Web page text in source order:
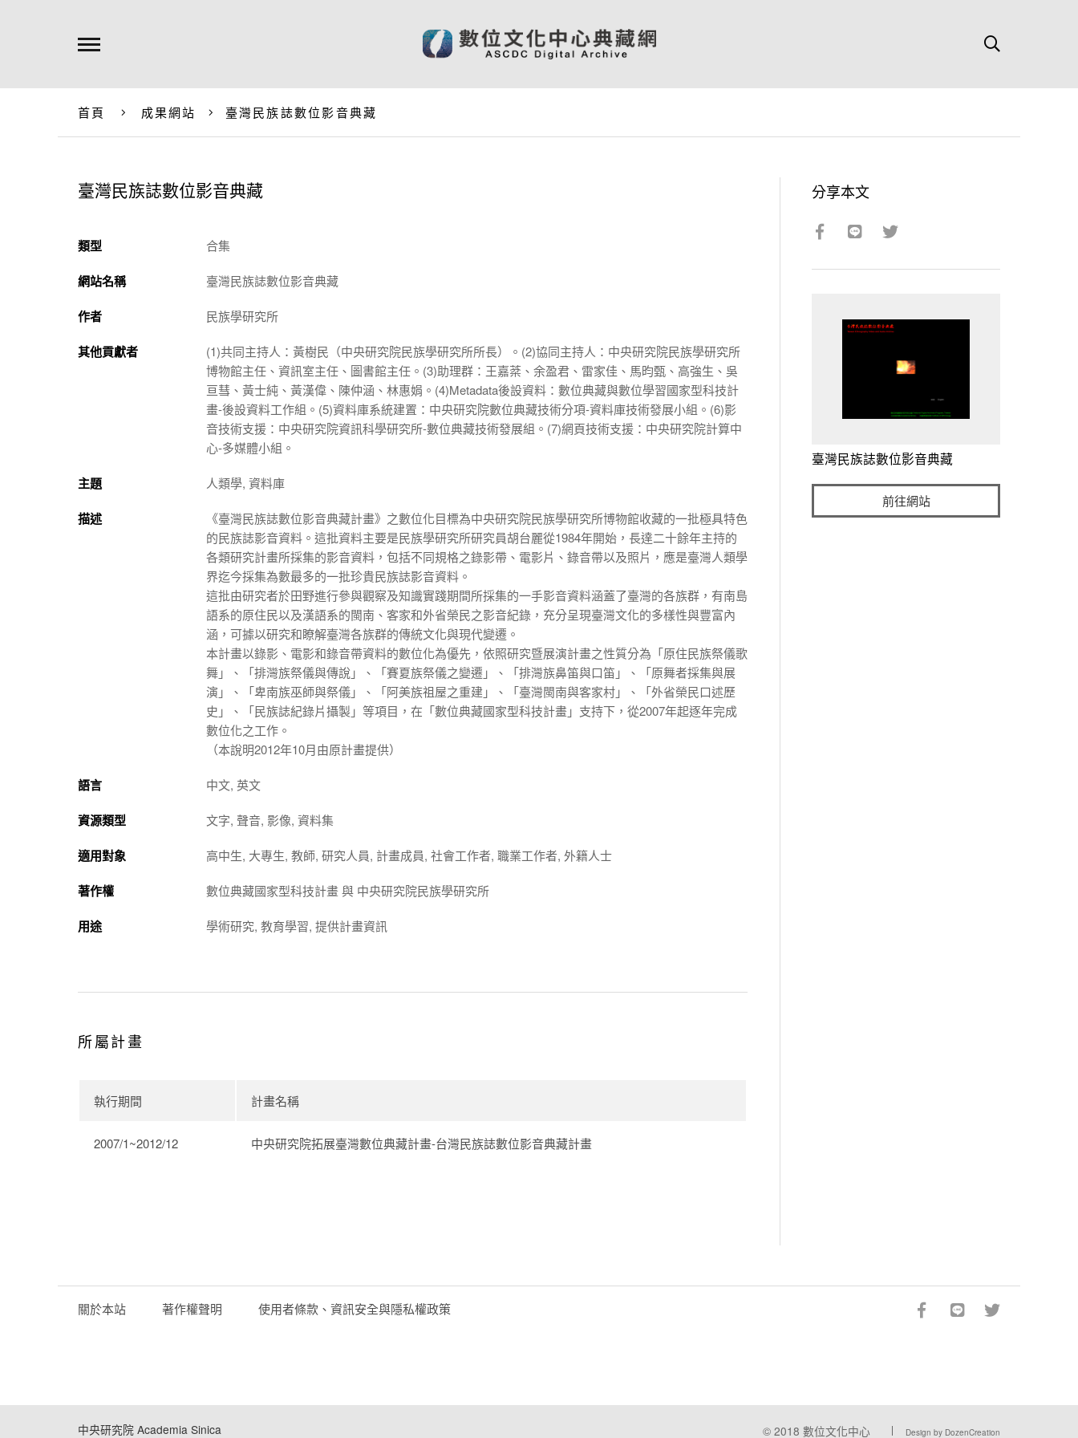
首頁 成果網站 臺灣民族誌數位影音典藏
臺灣民族誌數位影音典藏
類型 合集
網站名稱 臺灣民族誌數位影音典藏
作者 民族學研究所
其他貢獻者
(1)共同主持人：黃樹民（中央研究院民族學研究所所長）。(2)協同主持人：中央研究院民族學研究所
博物館主任、資訊室主任、圖書館主任。(3)助理群：王嘉棻、余盈君、雷家佳、馬昀甄、高強生、吳
亘彗、黃士純、黃漢偉、陳仲涵、林惠娟。(4)Metadata後設資料：數位典藏與數位學習國家型科技計
畫-後設資料工作組。(5)資料庫系統建置：中央研究院數位典藏技術分項-資料庫技術發展小組。(6)影
音技術支援：中央研究院資訊科學研究所-數位典藏技術發展組。(7)網頁技術支援：中央研究院計算中
心-多媒體小組。
主題 人類學, 資料庫
描述 《臺灣民族誌數位影音典藏計畫》之數位化目標為中央研究院民族學研究所博物館收藏的一批極具特色
的民族誌影音資料。這批資料主要是民族學研究所研究員胡台麗從1984年開始，長達二十餘年主持的
各類研究計畫所採集的影音資料，包括不同規格之錄影帶、電影片、錄音帶以及照片，應是臺灣人類學
界迄今採集為數最多的一批珍貴民族誌影音資料。
這批由研究者於田野進行參與觀察及知識實踐期間所採集的一手影音資料涵蓋了臺灣的各族群，有南島
語系的原住民以及漢語系的閩南、客家和外省榮民之影音紀錄，充分呈現臺灣文化的多樣性與豐富內
涵，可據以研究和瞭解臺灣各族群的傳統文化與現代變遷。
本計畫以錄影、電影和錄音帶資料的數位化為優先，依照研究暨展演計畫之性質分為「原住民族祭儀歌
舞」、「排灣族祭儀與傳說」、「賽夏族祭儀之變遷」、「排灣族鼻笛與口笛」、「原舞者採集與展
演」、「卑南族巫師與祭儀」、「阿美族祖屋之重建」、「臺灣閩南與客家村」、「外省榮民口述歷
史 」、「民族誌紀錄片攝製」等項目，在「數位典藏國家型科技計畫」支持下，從2007年起逐年完成
數位化之工作。
（本說明2012年10月由原計畫提供）
語言 中文, 英文
資源類型 文字, 聲音, 影像, 資料集
適用對象 高中生, 大專生, 教師, 研究人員, 計畫成員, 社會工作者, 職業工作者, 外籍人士
著作權 數位典藏國家型科技計畫 與 中央研究院民族學研究所
用途 學術研究, 教育學習, 提供計畫資訊
所屬計畫
執行期間 計畫名稱
2007/1~2012/12 中央研究院拓展臺灣數位典藏計畫-台灣民族誌數位影音典藏計畫
分享本文
臺灣民族誌數位影音典藏
前往網站
關於本站 著作權聲明 使用者條款、資訊安全與隱私權政策
中央研究院 Academia Sinica © 2018 數位文化中心 Design by DozenCreation